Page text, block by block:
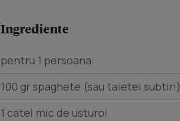
Ingrediente
pentru 1 persoana:
100 gr spaghete (sau taietei subtiri)
1 catel mic de usturoi